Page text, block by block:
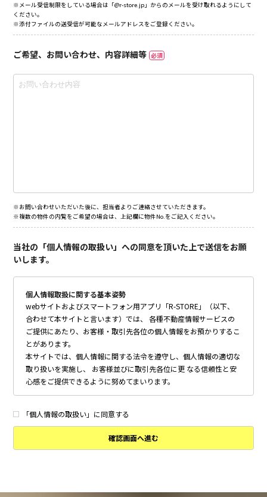
※メール受信制限をしている場合は「@r-store.jp」からのメールを受け取れるようにして
ください。
※添付ファイルの送受信が可能なメールアドレスをご登録ください。
ご希望、お問い合わせ、内容詳細等 必須
※お問い合わせいただいた後に、担当者よりご連絡させていただきます。
※複数の物件の内覧をご希望の場合は、上記欄に物件No.をご記入ください。
当社の「個人情報の取扱い」への同意を頂いた上で送信をお願
いします。
個人情報取扱に関する基本姿勢
webサイトおよびスマートフォン用アプリ「R-STORE」（以下、
合わせて本サイトと言います）では、 各種不動産情報サービスの
ご提供にあたり、お客様・取引先各位の個人情報をお預かりするこ
とがあります。
本サイトでは、個人情報に関する法令を遵守し、個人情報の適切な
取り扱いを実施し、 お客様並びに取引先各位に更 なる信頼性と安
心感をご提供できるように努めてまいります。
個人情報の取得について
本サイトは、偽りその他不正の手段によらず適正に個人情報を取得
以下に定めのない目的で個人情報を利用する場合、あらかじめご本
からのご連絡の対応
「個人情報の取扱い」に同意する
確認画面へ進む